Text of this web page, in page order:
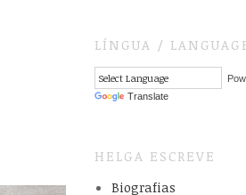
LÍNGUA /
Translate
HELGA ESCREVE
Biografias